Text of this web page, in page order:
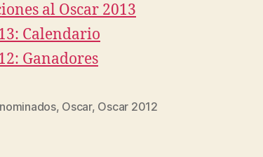
al Oscar 2013
Calendario
Ganadores
nominados, Oscar, Oscar 2012